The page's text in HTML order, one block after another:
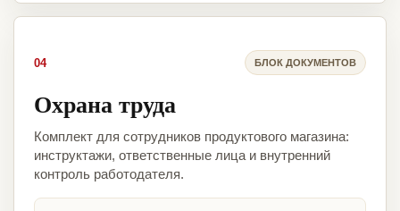
04 БЛОК ДОКУМЕНТОВ
Охрана труда
Комплект для сотрудников продуктового магазина:
инструктажи, ответственные лица и внутренний
контроль работодателя.